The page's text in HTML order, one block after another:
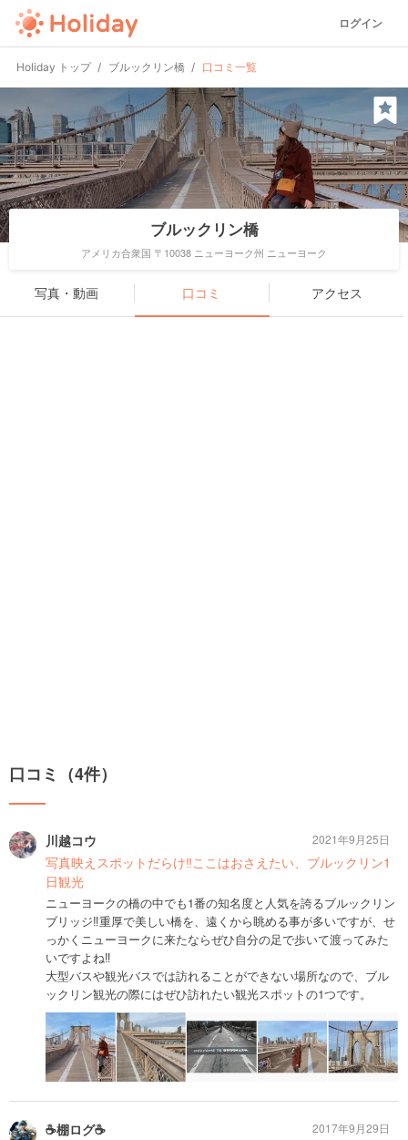
ログイン
Holiday トップ ブルックリン橋 口コミ一覧
ブルックリン橋
アメリカ合衆国 〒10038 ニューヨーク州 ニューヨーク
写真・動画 口コミ アクセス
口コミ（4件）
川越コウ
写真映えスポットだらけ‼︎ここはおさえたい、ブルックリン1
日観光
ニューヨークの橋の中でも1番の知名度と人気を誇るブルックリン
ブリッジ‼︎重厚で美しい橋を、遠くから眺める事が多いですが、せ
っかくニューヨークに来たならぜひ自分の足で歩いて渡ってみた
いですよね‼︎
大型バスや観光バスでは訪れることができない場所なので、ブル
ックリン観光の際にはぜひ訪れたい観光スポットの1つです。
2021年9月25日
☕️棚ログ☕️
2017年9月29日